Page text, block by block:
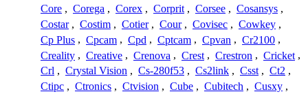
Core , Corega , Corex , Corprit , Corsee , Cosansys ,
Costar , Costim , Cotier , Cour , Covisec , Cowkey ,
Cp Plus , Cpcam , Cpd , Cptcam , Cpvan , Cr2100 ,
Creality , Creative , Crenova , Crest , Crestron , Cricket ,
Crl , Crystal Vision , Cs-280f53 , Cs2link , Csst , Ct2 ,
Ctipc , Ctronics , Ctvision , Cube , Cubitech , Cusxy ,